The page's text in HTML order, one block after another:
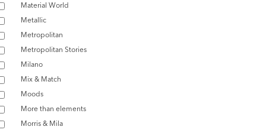
Material World
Metallic
Metropolitan
Metropolitan Stories
Milano
Mix & Match
Moods
More than elements
Morris & Mila